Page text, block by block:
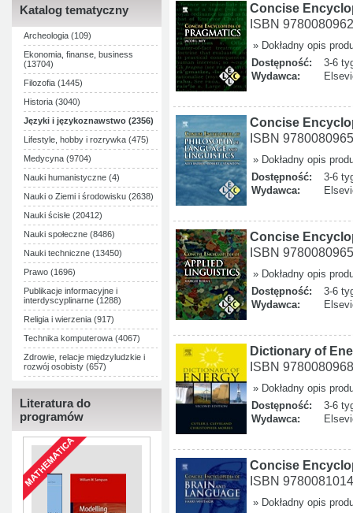
Katalog tematyczny
Archeologia (109)
Ekonomia, finanse, business
(13704)
Filozofia (1445)
Historia (3040)
Języki i językoznawstwo (2356)
Lifestyle, hobby i rozrywka (475)
Medycyna (9704)
Nauki humanistyczne (4)
Nauki o Ziemi i środowisku (2638)
Nauki ścisłe (20412)
Nauki społeczne (8486)
Nauki techniczne (13450)
Prawo (1696)
Publikacje informacyjne i
interdyscyplinarne (1288)
Religia i wierzenia (917)
Technika komputerowa (4067)
Zdrowie, relacje międzyludzkie i
rozwój osobisty (657)
Literatura do
programów
Concise
ISBN
» Dokładny opis
Dostępność:
3-6
Wydawca:
Concise
ISBN
» Dokładny opis
Dostępność:
3-6
Wydawca:
Concise
ISBN
» Dokładny opis
Dostępność:
3-6
Wydawca:
Dictionary of
ISBN
» Dokładny opis
Dostępność:
3-6
Wydawca:
Concise
ISBN
» Dokładny opis